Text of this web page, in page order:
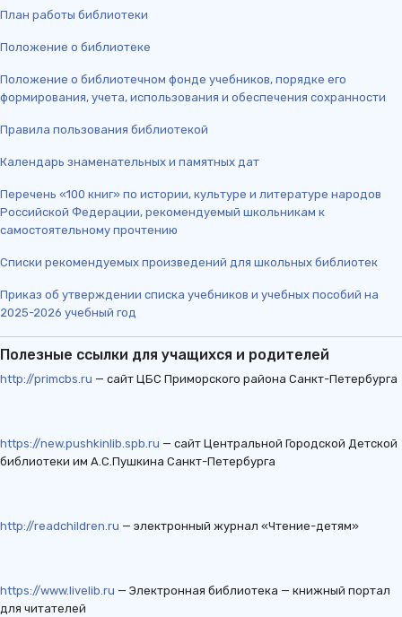
План работы библиотеки
Положение о библиотеке
Положение о библиотечном фонде учебников, порядке его
формирования, учета, использования и обеспечения сохранности
Правила пользования библиотекой
Календарь знаменательных и памятных дат
Перечень «100 книг» по истории, культуре и литературе народов
Российской Федерации, рекомендуемый школьникам к
самостоятельному прочтению
Списки рекомендуемых произведений для школьных библиотек
Приказ об утверждении списка учебников и учебных пособий на
2025-2026 учебный год
Полезные ссылки для учащихся и родителей
http://primcbs.ru — сайт ЦБС Приморского района Санкт-Петербурга
https://new.pushkinlib.spb.ru — сайт Центральной Городской Детской
библиотеки им А.С.Пушкина Санкт-Петербурга
http://readchildren.ru — электронный журнал «Чтение-детям»
https://www.livelib.ru — Электронная библиотека — книжный портал
для читателей